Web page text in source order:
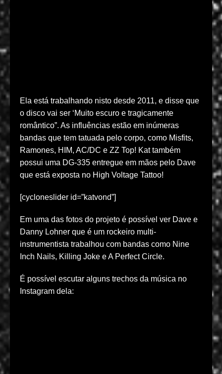
Ela está trabalhando nisto desde 2011, e disse que
o disco vai ser ‘Muito escuro e tragicamente
romântico”. As influências estão em inúmeras
bandas que tem tatuada pelo corpo, como Misfits,
Ramones, HIM, AC/DC e ZZ Top! Kat também
possui uma DG-335 entregue em mãos pelo Dave
que está exposta no High Voltage Tattoo!
[cycloneslider id=”katvond”]
Em uma das fotos do projeto é possível ver Dave e
Danny Lohner que é um rockeiro multi-
instrumentista trabalhou com bandas como Nine
Inch Nails, Killing Joke e A Perfect Circle.
É possível escutar alguns trechos da música no
Instagram dela: